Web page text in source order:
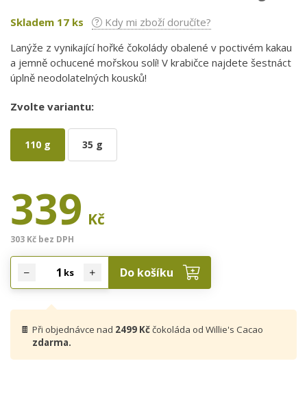
Skladem 17 ks
Kdy mi zboží doručíte?
Lanýže z vynikající hořké čokolády obalené v poctivém kakau
a jemně ochucené mořskou solí! V krabičce najdete šestnáct
úplně neodolatelných kousků!
Zvolte variantu:
110 g 35 g
339 Kč
303 Kč bez DPH
ks Do košíku
🍫 Při objednávce nad 2499 Kččokoláda od Willie's Cacao
zdarma.